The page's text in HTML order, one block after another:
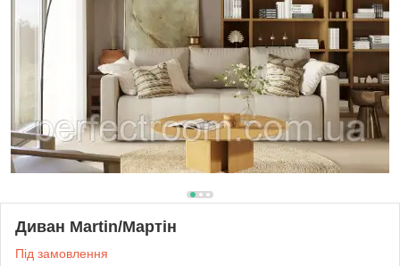
Диван Martin/Мартін
Під замовлення